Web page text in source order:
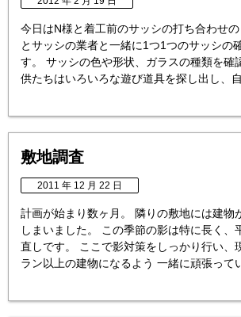
今日はN様と着工前のサッシの打ち合わせ
とサッシの業者と一緒に1つ1つのサッシの
す。 サッシの色や形状、ガラスの種類を確
供たちはいろいろな遊び道具を探し出し、
敷地調査
2011 年 12 月 22 日
計画が始まり数ヶ月。 隣りの敷地には建物
しまいました。 この季節の影は特に長く、
直しです。 ここで影対策をしっかり行い、
ラン以上の建物になるよう 一緒に頑張っ